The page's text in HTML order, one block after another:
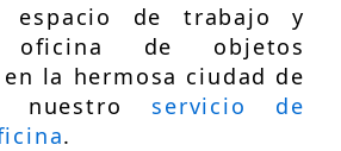
espacio de trabajo y
de objetos
la hermosa ciudad de
nuestro servicio de
.